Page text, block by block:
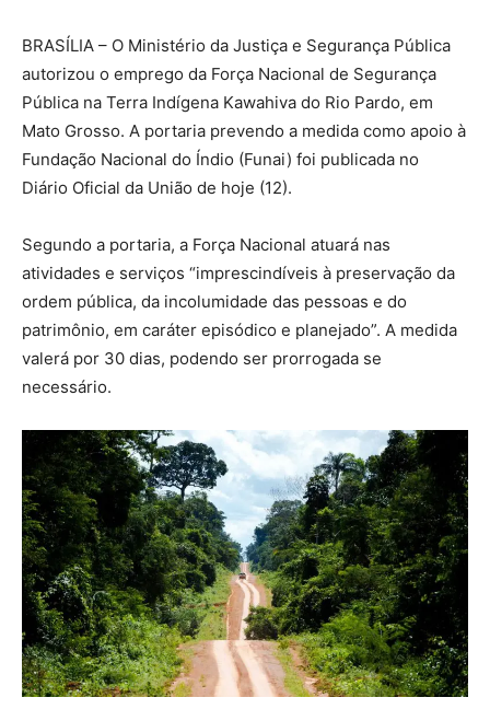
BRASÍLIA – O Ministério da Justiça e Segurança Pública
autorizou o emprego da Força Nacional de Segurança
Pública na Terra Indígena Kawahiva do Rio Pardo, em
Mato Grosso. A portaria prevendo a medida como apoio à
Fundação Nacional do Índio (Funai) foi publicada no
Diário Oficial da União de hoje (12).
Segundo a portaria, a Força Nacional atuará nas
atividades e serviços “imprescindíveis à preservação da
ordem pública, da incolumidade das pessoas e do
patrimônio, em caráter episódico e planejado”. A medida
valerá por 30 dias, podendo ser prorrogada se
necessário.